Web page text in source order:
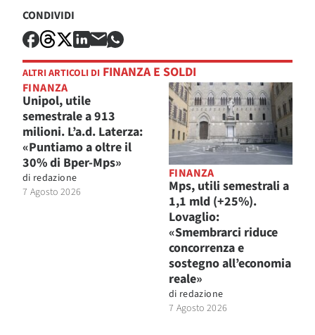
CONDIVIDI
ALTRI ARTICOLI DI FINANZA E SOLDI
FINANZA
Unipol, utile
semestrale a 913
milioni. L’a.d. Laterza:
«Puntiamo a oltre il
30% di Bper-Mps»
di redazione
7 Agosto 2026
FINANZA
Mps, utili semestrali a
1,1 mld (+25%).
Lovaglio:
«Smembrarci riduce
concorrenza e
sostegno all’economia
reale»
di redazione
7 Agosto 2026